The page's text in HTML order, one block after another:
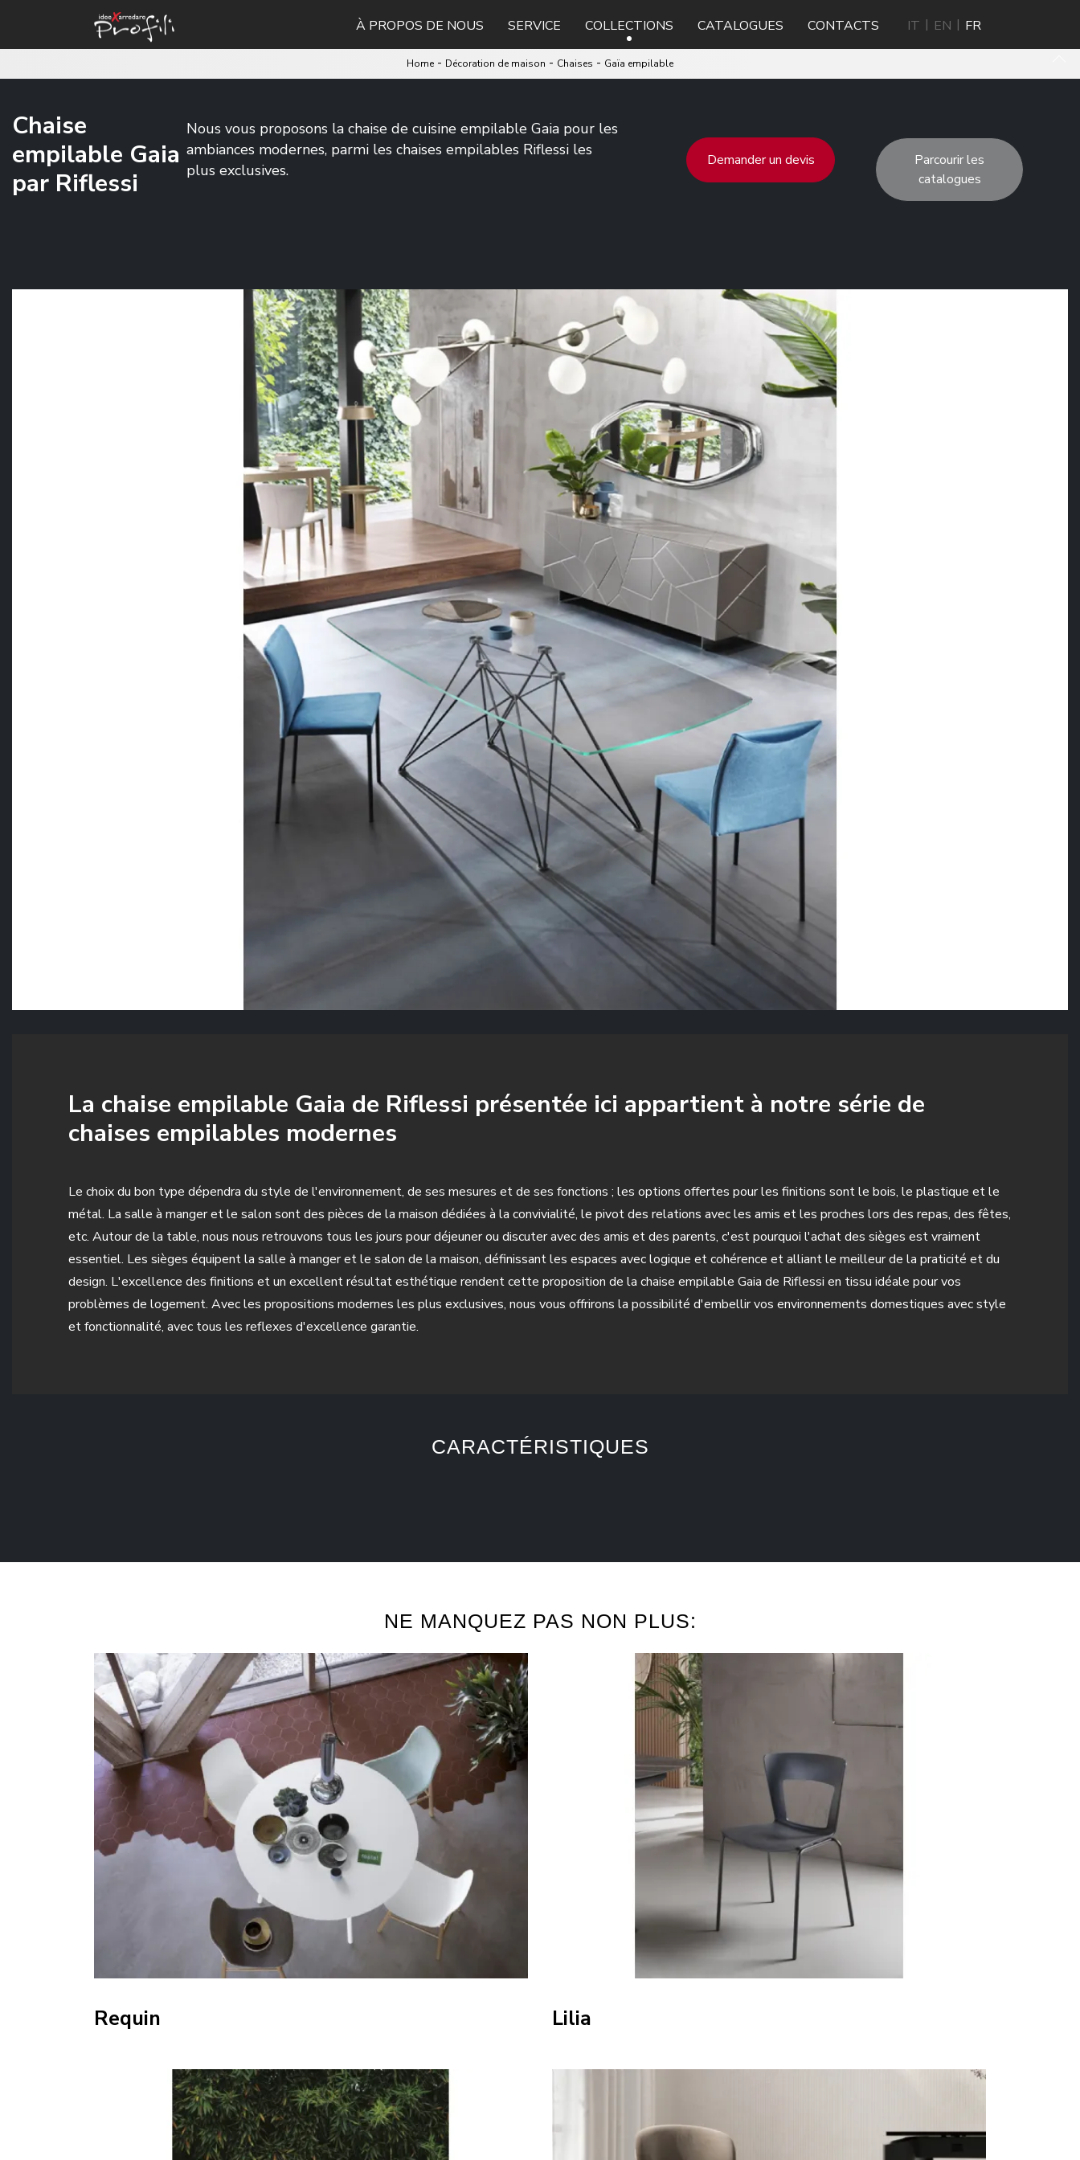
À PROPOS DE NOUS SERVICE COLLECTIONS CATALOGUES CONTACTS IT EN FR
Home - Décoration de maison - Chaises - Gaïa empilable
Chaise
empilable Gaia
par Riflessi
Nous vous proposons la chaise de cuisine empilable Gaia pour les
ambiances modernes, parmi les chaises empilables Riflessi les
plus exclusives.
Demander un devis
Parcourir les
catalogues
La chaise empilable Gaia de Riflessi présentée ici appartient à notre série de
chaises empilables modernes
Le choix du bon type dépendra du style de l'environnement, de ses mesures et de ses fonctions ; les options offertes pour les finitions sont le bois, le plastique et le
métal. La salle à manger et le salon sont des pièces de la maison dédiées à la convivialité, le pivot des relations avec les amis et les proches lors des repas, des fêtes,
etc. Autour de la table, nous nous retrouvons tous les jours pour déjeuner ou discuter avec des amis et des parents, c'est pourquoi l'achat des sièges est vraiment
essentiel. Les sièges équipent la salle à manger et le salon de la maison, définissant les espaces avec logique et cohérence et alliant le meilleur de la praticité et du
design. L'excellence des finitions et un excellent résultat esthétique rendent cette proposition de la chaise empilable Gaia de Riflessi en tissu idéale pour vos
problèmes de logement. Avec les propositions modernes les plus exclusives, nous vous offrirons la possibilité d'embellir vos environnements domestiques avec style
et fonctionnalité, avec tous les reflexes d'excellence garantie.
CARACTÉRISTIQUES
NE MANQUEZ PAS NON PLUS:
Requin Lilia